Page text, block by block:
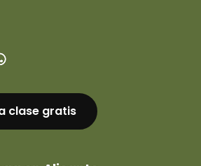
clase gratis